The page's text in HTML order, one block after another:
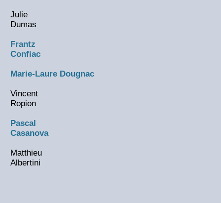
Julie
Dumas
Frantz
Confiac
Marie-Laure Dougnac
Vincent
Ropion
Pascal
Casanova
Matthieu
Albertini